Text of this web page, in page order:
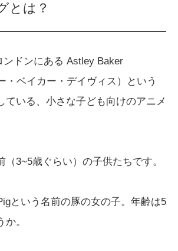
とは？
ンドンにある Astley Baker
・ベイカー・デイヴィス）という
ている、小さな子ども向けのアニメ
（3~5歳ぐらい）の子供たちです。
という名前の豚の女の子。年齢は5
。